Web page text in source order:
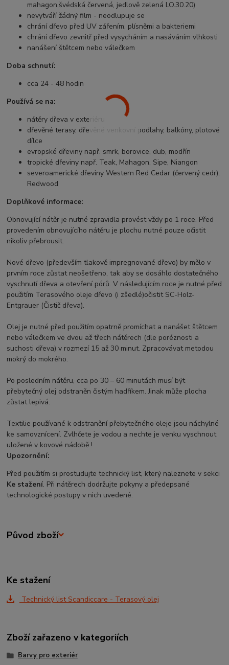
mahagon,švédská červená, jedlově zelená LO.30.20)
nevytváří žádný film - neodlupuje se
chrání dřevo před UV zářením, plísněmi a bakteriemi
chrání dřevo zevnitř před vysycháním a nasáváním vlhkosti
nanášení štětcem nebo válečkem
Doba schnutí:
cca 24 - 48 hodin
Používá se na:
nátěry dřeva v exteriéru
dřevěné terasy, dřevěné venkovní podlahy, balkóny, plotové
dílce
evropské dřeviny např. smrk, borovice, dub, modřín
tropické dřeviny např. Teak, Mahagon, Sipe, Niangon
severoamerické dřeviny Western Red Cedar (červený cedr),
Redwood
Doplňkové informace:
Obnovující nátěr je nutné zpravidla provést vždy po 1 roce. Před
provedením obnovujícího nátěru je plochu nutné pouze očistit
nikoliv přebrousit.
Nové dřevo (především tlakově impregnované dřevo) by mělo v
prvním roce zůstat neošetřeno, tak aby se dosáhlo dostatečného
vyschnutí dřeva a otevření pórů. V následujícím roce je nutné před
použitím Terasového oleje dřevo (i zšedlé)očistit SC-Holz-
Entgrauer (Čistič dřeva).
Olej je nutné před použitím opatrně promíchat a nanášet štětcem
nebo válečkem ve dvou až třech nátěrech (dle poréznosti a
suchosti dřeva) v rozmezí 15 až 30 minut. Zpracovávat metodou
mokrý do mokrého.
Po posledním nátěru, cca po 30 – 60 minutách musí být
přebytečný olej odstraněn čistým hadříkem. Jinak může plocha
zůstat lepivá.
Textilie používané k odstranění přebytečného oleje jsou náchylné
ke samovznícení. Zvlhčete je vodou a nechte je venku vyschnout
uložené v kovové nádobě !
Upozornění:
Před použitím si prostudujte technický list, který naleznete v sekci
Ke stažení. Při nátěrech dodržujte pokyny a předepsané
technologické postupy v nich uvedené.
Původ zboží
Ke stažení
Technický list Scandiccare - Terasový olej
Zboží zařazeno v kategoriích
Barvy pro exteriér